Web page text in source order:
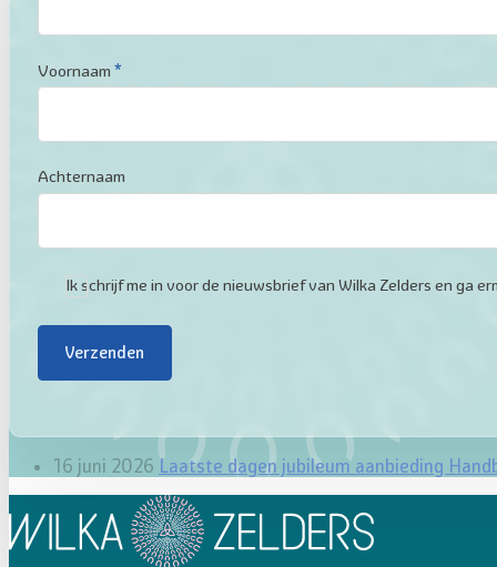
Voornaam *
Achternaam
Ik schrijf me in voor de nieuwsbrief van Wilka Zelders en ga
Verzenden
16 juni 2026 Laatste dagen jubileum aanbieding